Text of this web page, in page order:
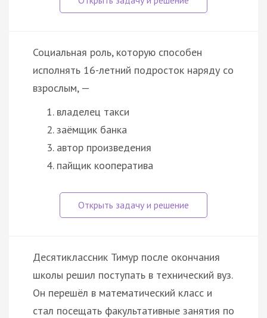
Социальная роль, которую способен
исполнять 16-летний подросток наряду со
взрослым, —
владелец такси
заёмщик банка
автор произведения
пайщик кооператива
Десятиклассник Тимур после окончания
школы решил поступать в технический вуз.
Он перешёл в математический класс и
стал посещать факультативные занятия по